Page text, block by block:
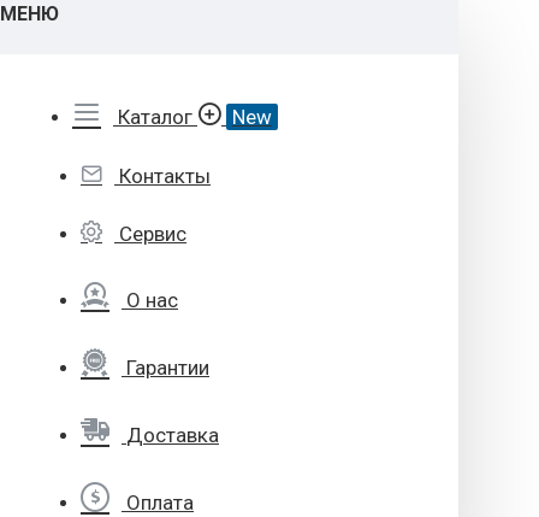
МЕНЮ
Каталог New
Контакты
Сервис
О нас
Гарантии
Доставка
Оплата